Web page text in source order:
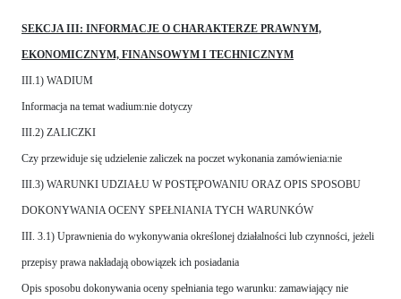
SEKCJA III: INFORMACJE O CHARAKTERZE PRAWNYM,
EKONOMICZNYM, FINANSOWYM I TECHNICZNYM
III.1) WADIUM
Informacja na temat wadium:nie dotyczy
III.2) ZALICZKI
Czy przewiduje się udzielenie zaliczek na poczet wykonania zamówienia:nie
III.3) WARUNKI UDZIAŁU W POSTĘPOWANIU ORAZ OPIS SPOSOBU
DOKONYWANIA OCENY SPEŁNIANIA TYCH WARUNKÓW
III. 3.1) Uprawnienia do wykonywania określonej działalności lub czynności, jeżeli
przepisy prawa nakładają obowiązek ich posiadania
Opis sposobu dokonywania oceny spełniania tego warunku: zamawiający nie